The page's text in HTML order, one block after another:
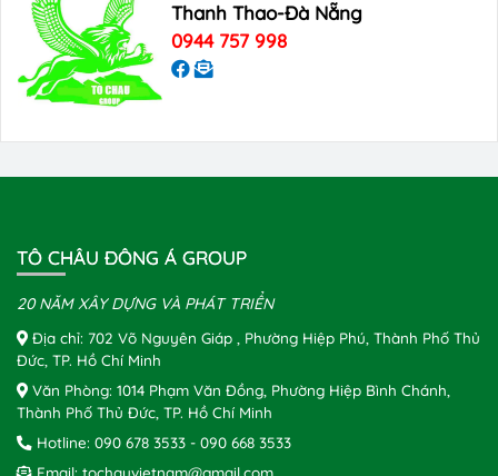
Thanh Thao-Đà Nẵng
0944 757 998
TÔ CHÂU ĐÔNG Á GROUP
20 NĂM XÂY DỰNG VÀ PHÁT TRIỂN
Địa chỉ: 702 Võ Nguyên Giáp , Phường Hiệp Phú, Thành Phố Thủ
Đức, TP. Hồ Chí Minh
Văn Phòng: 1014 Phạm Văn Đồng, Phường Hiệp Bình Chánh,
Thành Phố Thủ Đức, TP. Hồ Chí Minh
Hotline: 090 678 3533 - 090 668 3533
Email: tochauvietnam@gmail.com